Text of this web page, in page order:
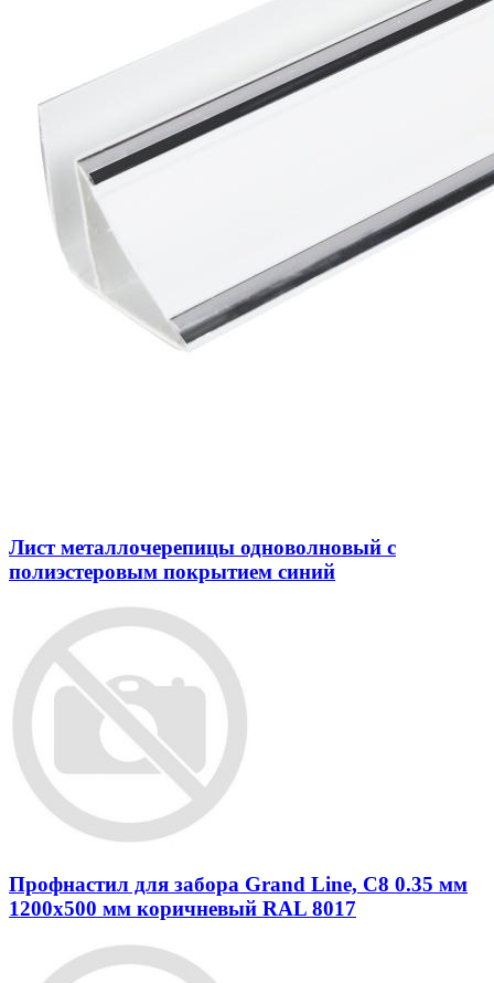
Лист металлочерепицы одноволновый с
полиэстеровым покрытием синий
Профнастил для забора Grand Line, С8 0.35 мм
1200х500 мм коричневый RAL 8017